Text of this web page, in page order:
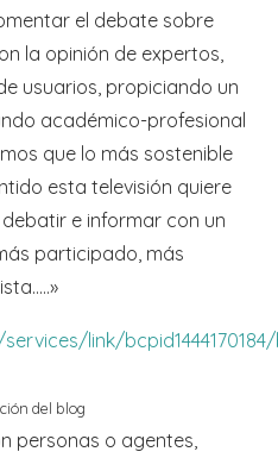
el debate sobre
la opinión de expertos,
usuarios, propiciando un
académico-profesional
que lo más sostenible
esta televisión quiere
e informar con un
participado, más
link/bcpid1444170184/
del blog
personas o agentes,